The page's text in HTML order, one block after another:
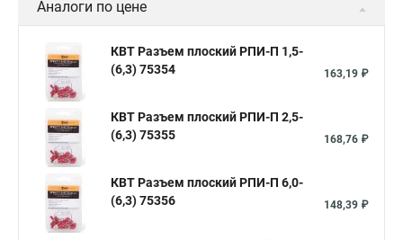
Аналоги по цене
КВТ Разъем плоский РПИ-П 1,5-
(6,3) 75354
163,19 ₽
КВТ Разъем плоский РПИ-П 2,5-
(6,3) 75355
168,76 ₽
КВТ Разъем плоский РПИ-П 6,0-
(6,3) 75356
148,39 ₽